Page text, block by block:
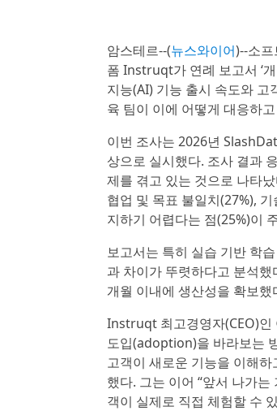
암스테르--(뉴스와이어)--소
폼 Instruqt가 연례 보고서 ‘
지능(AI) 기능 출시 속도와 고
육 팀이 이에 어떻게 대응하
이번 조사는 2026년
상으로 실시했다. 조사 결과
제를 겪고 있는 것으로 나타
협업 및 목표 불일치(27%),
지하기 어렵다는 점(25%)이
보고서는 특히 실습 기반 학
과 차이가 뚜렷하다고 분석
개월 이내에 생산성을 확보
Instruqt 최고경영자(CEO)인
도입(adoption)을 바라보는
고객이 새로운 기능을 이해
했다. 그는 이어 “앞서 나가
객이 실제로 직접 체험할 수